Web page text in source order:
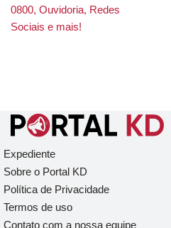
0800, Ouvidoria, Redes
Sociais e mais!
Expediente
Sobre o Portal KD
Política de Privacidade
Termos de uso
Contato com a nossa equipe